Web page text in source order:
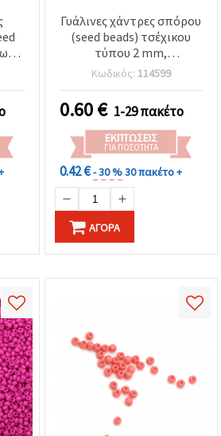
&
Γυάλινες χάντρες σπόρου
(seed beads) τσέχικου
τύπου 2 mm,
μονόχρωμες σκούρο
μωβ-μπλε, 15 γραμμάρια
(~2050 τμχ)
Κωδικός: 114599
0.60€ 1-29 πακέτο
ΕΚΠΤΏΣΕΙΣ
ΓΙΑ ΠΟΣΌΤΗΤΑ
0.42 €- 30 %30 πακέτο +
ΑΓΟΡΆ